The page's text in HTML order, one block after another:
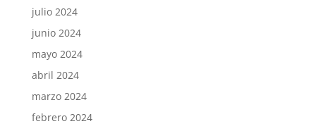
julio 2024
junio 2024
mayo 2024
abril 2024
marzo 2024
febrero 2024